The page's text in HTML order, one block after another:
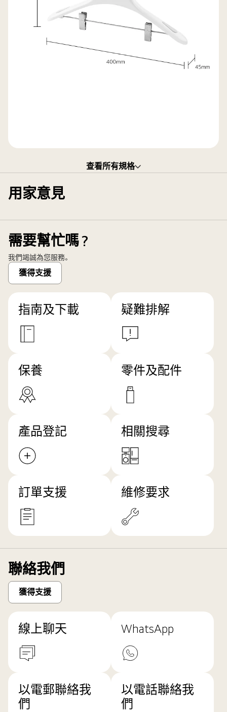
查看所有規格
用家意見
需要幫忙嗎？
我們竭誠為您服務。
獲得支援
指南及下載 疑難排解
保養 零件及配件
產品登記 相關搜尋
訂單支援 維修要求
聯絡我們
獲得支援
線上聊天 WhatsApp
以電郵聯絡我
們
以電話聯絡我
們